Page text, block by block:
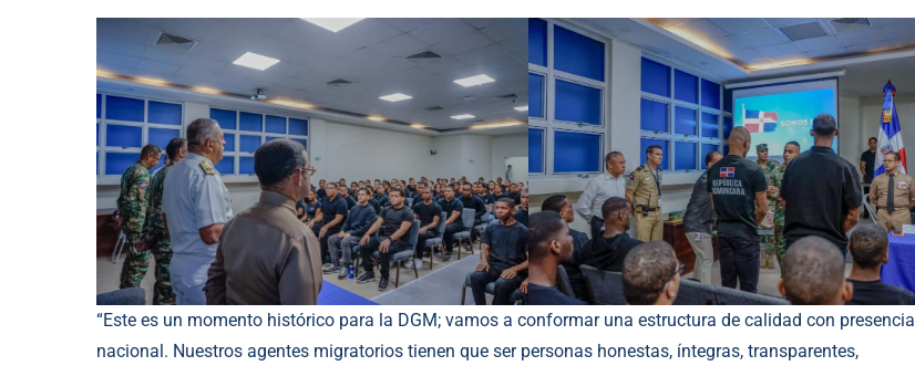
“Este es un momento histórico para la DGM; vamos a conformar una estructura de calidad con presencia
nacional. Nuestros agentes migratorios tienen que ser personas honestas, íntegras, transparentes,